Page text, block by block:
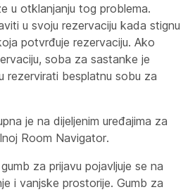
u otklanjanju tog problema.
u svoju rezervaciju kada stignu
potvrđuje rezervaciju. Ako
soba za sastanke je
rezervirati besplatnu sobu za
je na dijeljenim uređajima za
Room Navigator.
za prijavu pojavljuje se na
i vanjske prostorije. Gumb za